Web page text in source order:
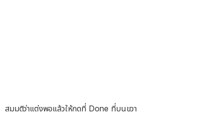
สมมติว่าแต่งพอแล้วให้กดที่ Done ที่บนขวา